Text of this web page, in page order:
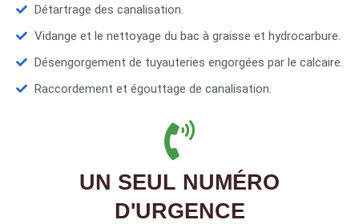
Détartrage des canalisation.
Vidange et le nettoyage du bac à graisse et hydrocarbure.
Désengorgement de tuyauteries engorgées par le calcaire.
Raccordement et égouttage de canalisation.
UN SEUL NUMÉRO
D'URGENCE